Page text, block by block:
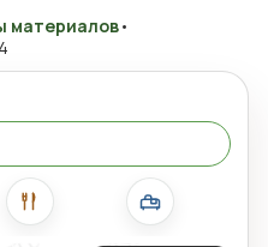
материалов•